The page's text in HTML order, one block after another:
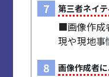
7 第三者ネイテ
■画像作成
現や現地事
8 画像作成者